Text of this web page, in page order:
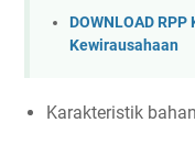
DOWNLOAD
Kewirausahaan
Karakteristik